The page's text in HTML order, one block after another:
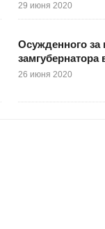
29 июня 2020
Осужденного за
26 июня 2020